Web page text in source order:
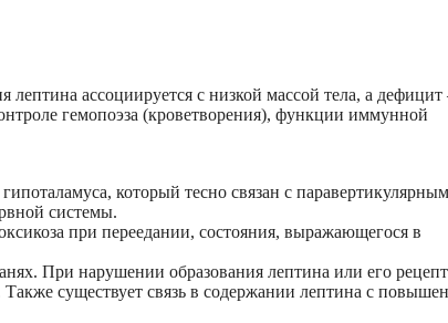
ассоциируется с низкой массой тела, а дефицит
гемопоэза (кроветворения), функции иммунной
который тесно связан с паравертикулярным
системы.
при переедании, состояния, выражающегося в
При нарушении образования лептина или его
существует связь в содержании лептина с